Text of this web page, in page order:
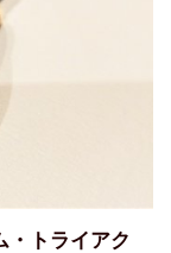
・トライアク